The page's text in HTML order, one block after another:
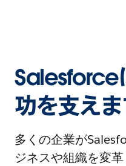
Salesforce
功を支え
多くの企業が
ジネスや組織を変